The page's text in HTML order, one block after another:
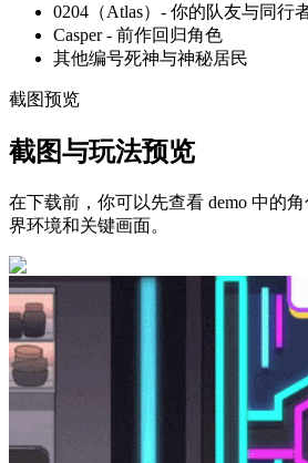
0204（Atlas）- 你的队友与同行
Casper - 前作回归角色
其他编号死神与神秘居民
截图预览
截图与玩法预览
在下载前，你可以先查看 demo 中的
界环境和关键画面。